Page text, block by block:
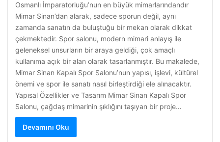
Osmanlı İmparatorluğu’nun en büyük mimarlarındandır
Mimar Sinan’dan alarak, sadece sporun değil, aynı
zamanda sanatın da buluştuğu bir mekan olarak dikkat
çekmektedir. Spor salonu, modern mimari anlayış ile
geleneksel unsurların bir araya geldiği, çok amaçlı
kullanıma açık bir alan olarak tasarlanmıştır. Bu makalede,
Mimar Sinan Kapalı Spor Salonu’nun yapısı, işlevi, kültürel
önemi ve spor ile sanatı nasıl birleştirdiği ele alınacaktır.
Yapısal Özellikler ve Tasarım Mimar Sinan Kapalı Spor
Salonu, çağdaş mimarinin şıklığını taşıyan bir proje…
Devamını Oku